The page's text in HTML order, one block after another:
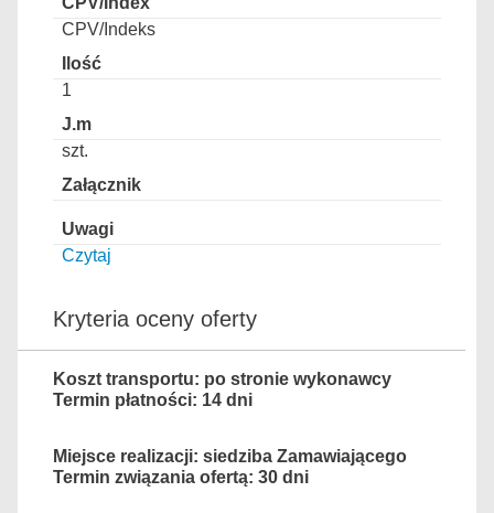
CPV/Indeks
1
szt.
Czytaj
Kryteria oceny oferty
Koszt transportu: po stronie wykonawcy
Termin płatności: 14 dni
Miejsce realizacji: siedziba Zamawiającego
Termin związania ofertą: 30 dni